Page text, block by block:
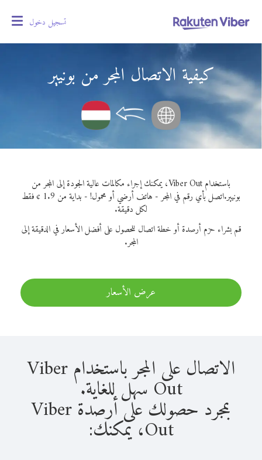
تسجيل دخول
كيفية الاتصال المجر من بونيير
باستخدام Viber Out، يمكنك إجراء مكالمات عالية الجودة إلى المجر من
بونيير.
اتصل بأي رقم في المجر - هاتف أرضي أو محمول! - بداية من 1.9 ¢ فقط
لكل دقيقة.
قم بشراء حزم أرصدة أو خطة اتصال للحصول على أفضل الأسعار في الدقيقة إلى
المجر.
عرض الأسعار
الاتصال على المجر باستخدام Viber
Out سهل للغاية.
بمجرد حصولك على أرصدة Viber
Out، يمكنك: